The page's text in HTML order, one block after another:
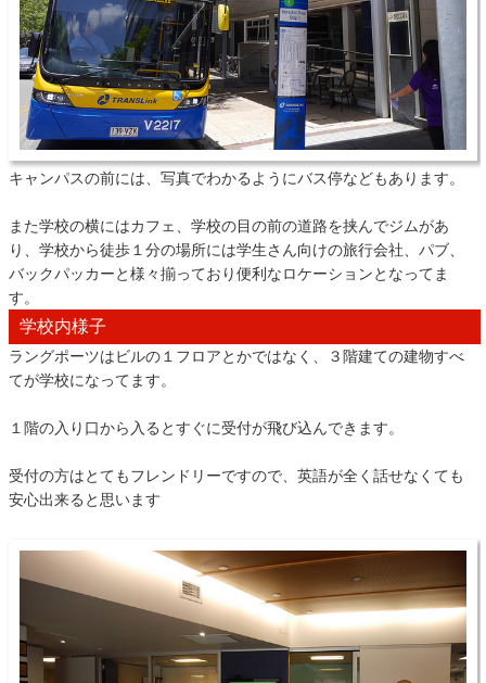
キャンパスの前には、写真でわかるようにバス停などもあります。
また学校の横にはカフェ、学校の目の前の道路を挟んでジムがあ
り、学校から徒歩１分の場所には学生さん向けの旅行会社、パブ、
バックパッカーと様々揃っており便利なロケーションとなってま
す。
学校内様子
ラングポーツはビルの１フロアとかではなく、３階建ての建物すべ
てが学校になってます。
１階の入り口から入るとすぐに受付が飛び込んできます。
受付の方はとてもフレンドリーですので、英語が全く話せなくても
安心出来ると思います